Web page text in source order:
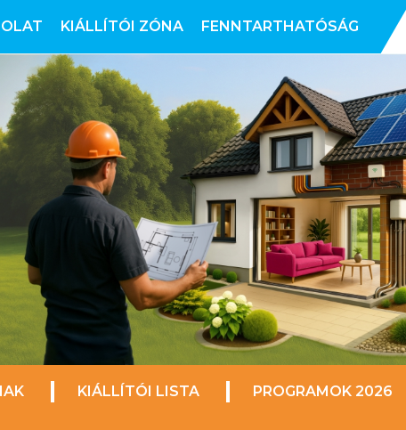
KIÁLLÍTÓI ZÓNA FENNTARTHATÓSÁG
KIÁLLÍTÓI LISTA PROGRAMOK 2026